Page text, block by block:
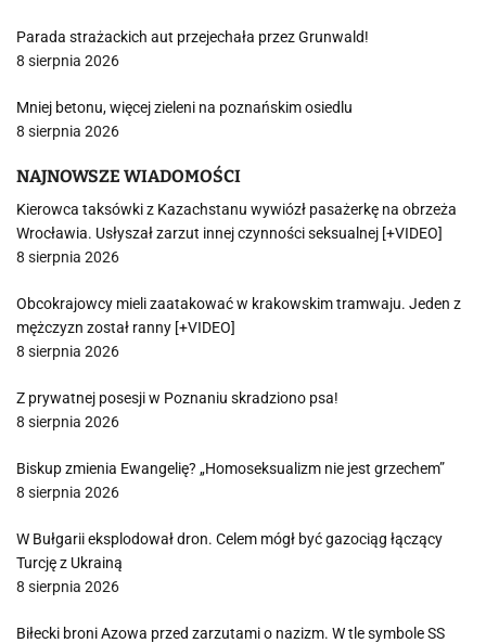
Parada strażackich aut przejechała przez Grunwald!
8 sierpnia 2026
Mniej betonu, więcej zieleni na poznańskim osiedlu
8 sierpnia 2026
NAJNOWSZE WIADOMOŚCI
Kierowca taksówki z Kazachstanu wywiózł pasażerkę na obrzeża
Wrocławia. Usłyszał zarzut innej czynności seksualnej [+VIDEO]
8 sierpnia 2026
Obcokrajowcy mieli zaatakować w krakowskim tramwaju. Jeden z
mężczyzn został ranny [+VIDEO]
8 sierpnia 2026
Z prywatnej posesji w Poznaniu skradziono psa!
8 sierpnia 2026
Biskup zmienia Ewangelię? „Homoseksualizm nie jest grzechem”
8 sierpnia 2026
W Bułgarii eksplodował dron. Celem mógł być gazociąg łączący
Turcję z Ukrainą
8 sierpnia 2026
Biłecki broni Azowa przed zarzutami o nazizm. W tle symbole SS